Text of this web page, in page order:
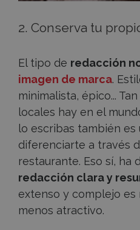
2. Conserva tu
El tipo de redacción
imagen de marca.
minimalista, épico...
locales hay en el
lo escribas también es
diferenciarte a través
restaurante. Eso sí, ha
redacción clara y
extenso y complejo es
menos atractivo.